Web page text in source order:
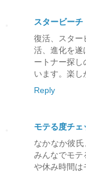
スタービーチ
復活、スター
活、進化を遂
ートナー探
います。楽し
Reply
モテる度チェ
なかなか彼
みんなでモテ
や休み時間は